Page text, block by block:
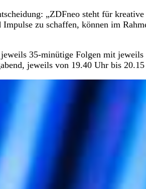
„ZDFneo steht für
zu schaffen, können im
35-minütige Folgen mit
jeweils von 19.40 Uhr bis